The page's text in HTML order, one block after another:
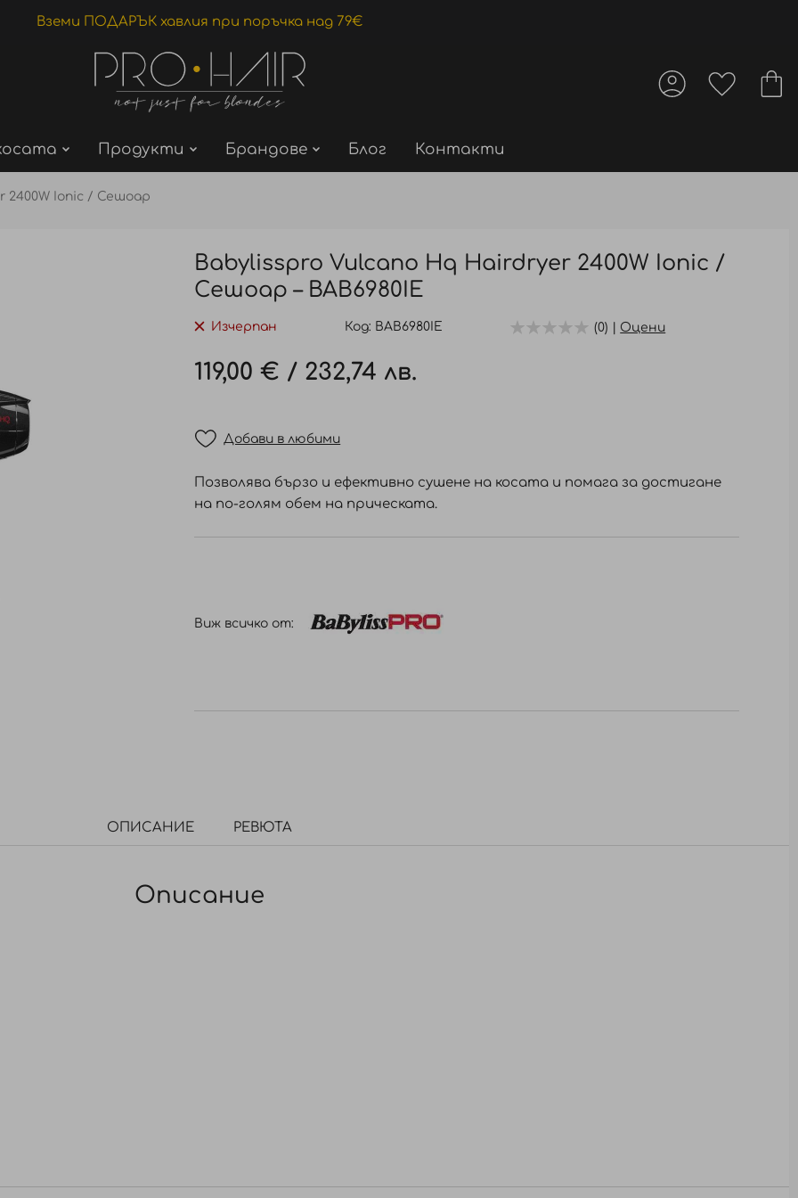
Вземи ПОДАРЪК хавлия при поръчка над 79€
Продукти Брандове Блог Контакти
2400W Ionic / Сешоар
Babylisspro Vulcano Hq Hairdryer 2400W Ionic /
Сешоар – BAB6980IE
Изчерпан Код BAB6980IE (0) | Оцени
119,00 € / 232,74 лв.
Добави в любими
Позволява бързо и ефективно сушене на косата и помага за достигане
на по-голям обем на прическата.
Виж всичко от:
ОПИСАНИЕ РЕВЮТА
Описание